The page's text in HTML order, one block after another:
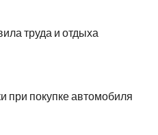
труда и отдыха
при покупке автомобиля